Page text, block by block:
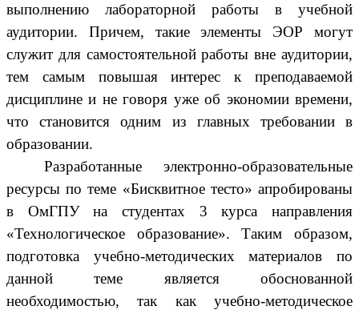
выполнению лабораторной работы в учебной
аудитории. Причем, такие элементы ЭОР могут
служит для самостоятельной работы вне аудитории,
тем самым повышая интерес к преподаваемой
дисциплине и не говоря уже об экономии времени,
что становится одним из главных требовании в
образовании.
Разработанные электронно-образовательные
ресурсы по теме «Бисквитное тесто» апробированы
в ОмГПУ на студентах 3 курса направления
«Технологическое образование». Таким образом,
подготовка учебно-методических материалов по
данной теме является обоснованной
необходимостью, так как учебно-методическое